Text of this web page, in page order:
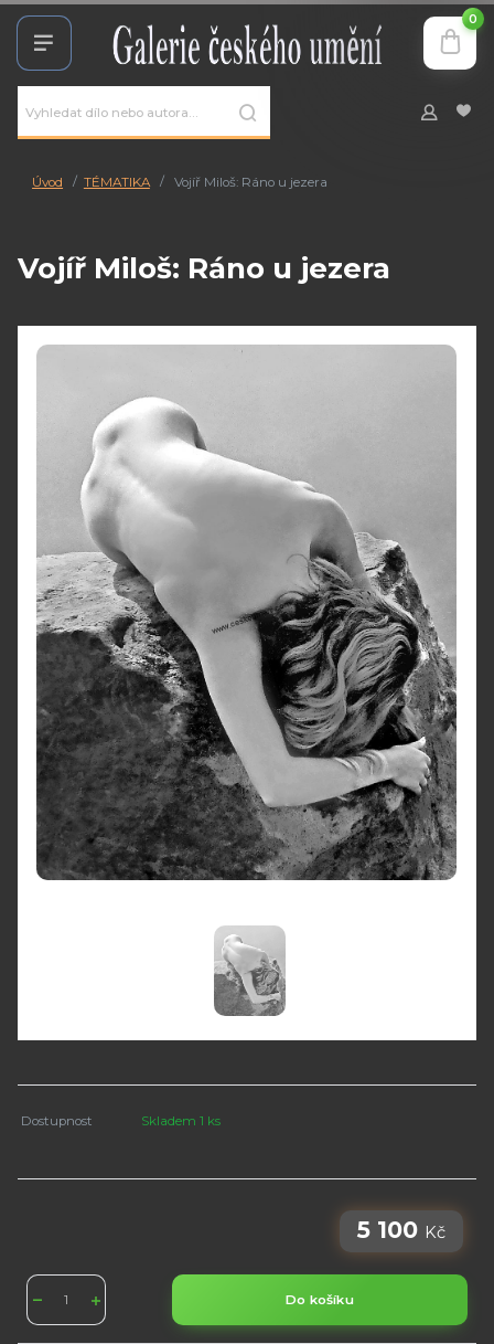
0
Úvod TÉMATIKA Vojíř Miloš: Ráno u jezera
Vojíř Miloš: Ráno u jezera
Dostupnost Skladem 1 ks
5 100 Kč
Do košíku